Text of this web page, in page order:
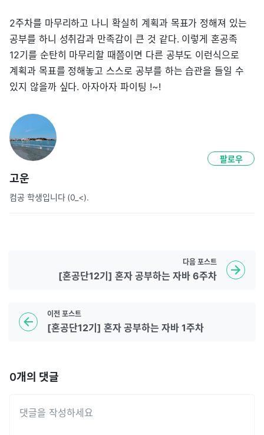
2주차를 마무리하고 나니 확실히 계획과 목표가 정해져 있는
공부를 하니 성취감과 만족감이 큰 것 같다. 이렇게 혼공족
12기를 순탄히 마무리할 때쯤이면 다른 공부도 이런식으로
계획과 목표를 정해놓고 스스로 공부를 하는 습관을 들일 수
있지 않을까 싶다. 아자아자 파이팅 !~!
고운
컴공 학생입니다 (0_<).
팔로우
이전 포스트
[혼공단12기] 혼자 공부하는 자바 1주차
다음 포스트
[혼공단12기] 혼자 공부하는 자바 6주차
0개의 댓글